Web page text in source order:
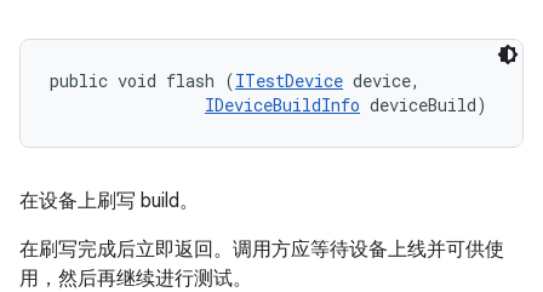
public void flash (ITestDevice device,
IDeviceBuildInfo deviceBuild)
在设备上刷写 build。
在刷写完成后立即返回。调用方应等待设备上线并可供使
用，然后再继续进行测试。